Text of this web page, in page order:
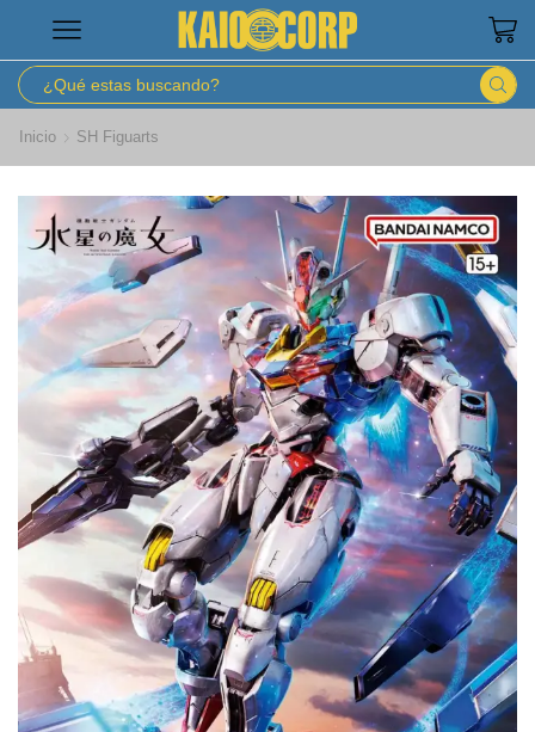
Inicio SH Figuarts